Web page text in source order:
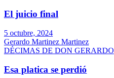
El juicio final
5 octubre, 2024
Gerardo Martinez Martinez
DÉCIMAS DE DON GERARDO
Esa platica se perdió